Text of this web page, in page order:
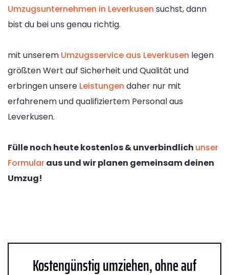
Umzugsunternehmen in Leverkusen suchst, dann
bist du bei uns genau richtig.
mit unserem Umzugsservice aus Leverkusen legen
größten Wert auf Sicherheit und Qualität und
erbringen unsere Leistungen daher nur mit
erfahrenem und qualifiziertem Personal aus
Leverkusen.
Fülle noch heute kostenlos & unverbindlich unser
Formularaus und wir planen gemeinsam deinen
Umzug!
Kostengünstig umziehen, ohne auf